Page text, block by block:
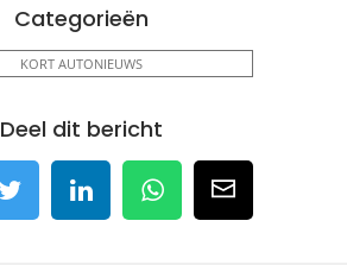
Categorieën
KORT AUTONIEUWS
Deel dit bericht